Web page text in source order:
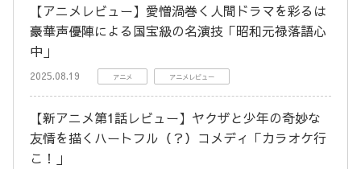
【アニメレビュー】愛憎渦巻く人間ドラマを彩るは
豪華声優陣による国宝級の名演技「昭和元禄落語心
中」
2025.08.19 アニメ アニメレビュー
【新アニメ第1話レビュー】ヤクザと少年の奇妙な
友情を描くハートフル（？）コメディ「カラオケ行
こ！」